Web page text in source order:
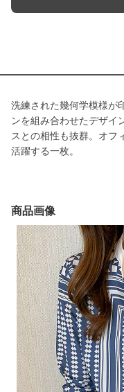
洗練された幾何学模様が
ンを組み合わせたデザイ
スとの相性も抜群。オフ
活躍する一枚。
商品画像